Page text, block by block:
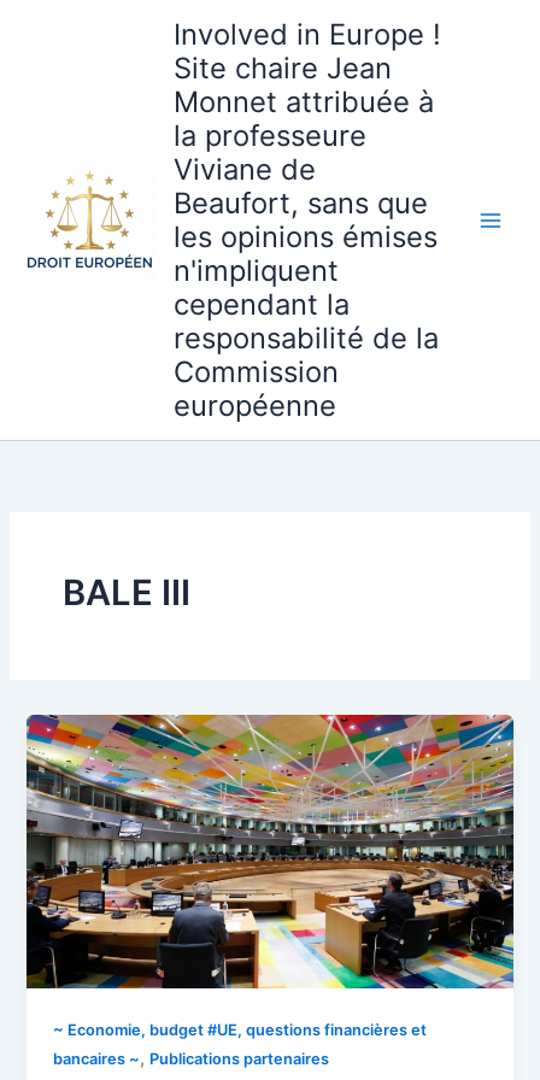
Involved in Europe !
Site chaire Jean
Monnet attribuée à
la professeure
Viviane de
Beaufort, sans que
les opinions émises
n'impliquent
cependant la
responsabilité de la
Commission
européenne
BALE III
~ Economie, budget #UE, questions financières et
bancaires ~, Publications partenaires